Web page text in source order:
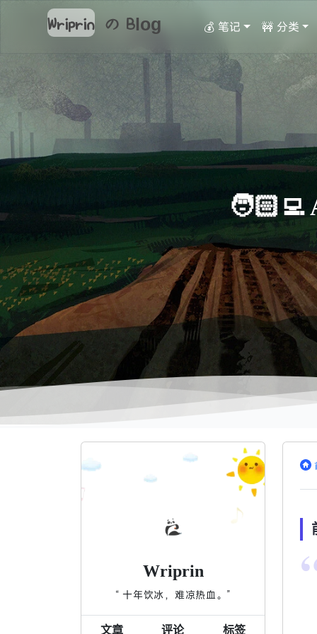
Wriprin の Blog 💰 笔记 🚧 分类
🧑🏻‍💻
Wriprin
“ 十年饮冰，难凉热血。”
文章 评论 标签